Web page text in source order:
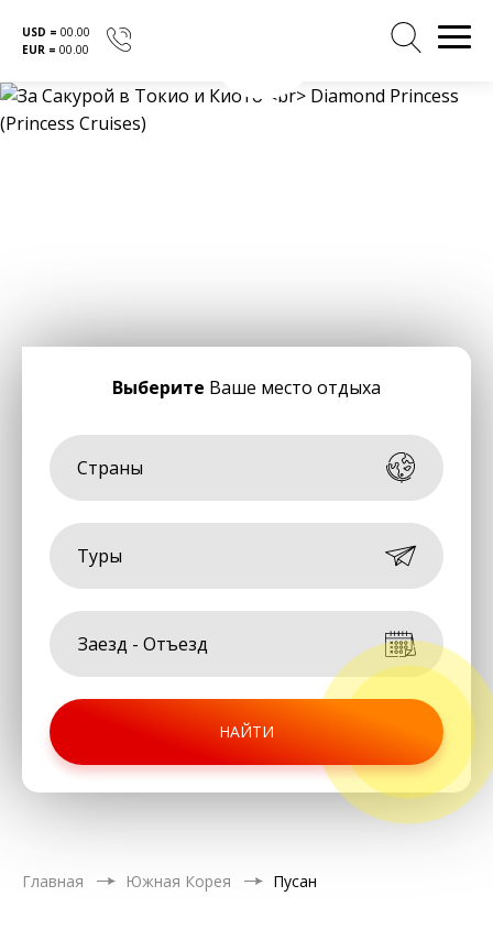
Перейти
к
USD = 00.00
EUR = 00.00
Выберите Ваше место отдыха
Страны
Туры
НАЙТИ
Главная Южная Корея Пусан